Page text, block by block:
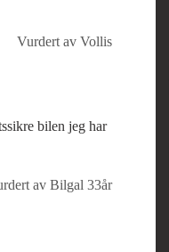
Vurdert av Vollis
bilen jeg har
av Bilgal 33år